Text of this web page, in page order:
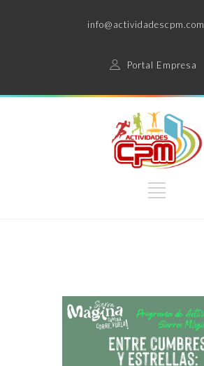
info@actividadescpm.com
Portal Empresa